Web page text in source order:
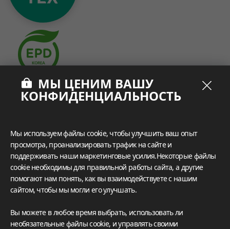
What These Certifications Mean
ГАЛЕРЕИ ВДОХНОВЕНИЯ
решений с помощью универсальных предложений,
разработанных LX Hausys BENIF,
включая подобранную коллекцию жилых и
коммерческих проектов, которые помогут вам
представить свое идеальное пространство.
Подробнее
МЫ ЦЕНИМ ВАШУ
КОНФИДЕНЦИАЛЬНОСТЬ
Мы используем файлы cookie, чтобы улучшить ваш опыт
просмотра, проанализировать трафик на сайте и
поддерживать наши маркетинговые усилия.Некоторые файлы
cookie необходимы для правильной работы сайта, а другие
помогают нам понять, как вы взаимодействуете с нашим
сайтом, чтобы мы могли его улучшать.
Вы можете в любое время выбрать, использовать ли
необязательные файлы cookie, и управлять своими